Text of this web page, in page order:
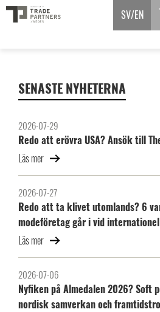
SV EN
SENASTE NYHETERNA
2026-07-29
Redo att erövra USA? Ansök till
Läs mer
2026-07-27
Redo att ta klivet utomlands? 6
modeföretag går i vid
Läs mer
2026-07-06
Nyfiken på Almedalen 2026? Soft
nordisk samverkan och framtidstro